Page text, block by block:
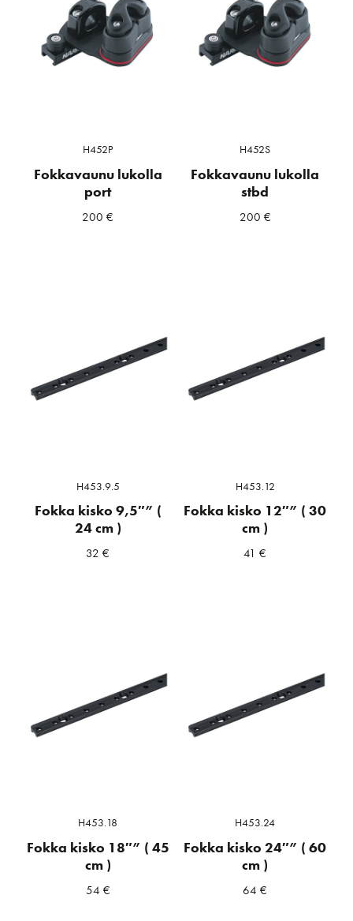
H452P
Fokkavaunu lukolla
port
200€
H452S
Fokkavaunu lukolla
stbd
200 €
H453.9.5
Fokka kisko 9,5″” (
24 cm )
32€
H453.12
Fokka kisko 12″” ( 30
cm )
41€
H453.18
Fokka kisko 18″” ( 45
cm )
54 €
H453.24
Fokka kisko 24″” ( 60
cm )
64€